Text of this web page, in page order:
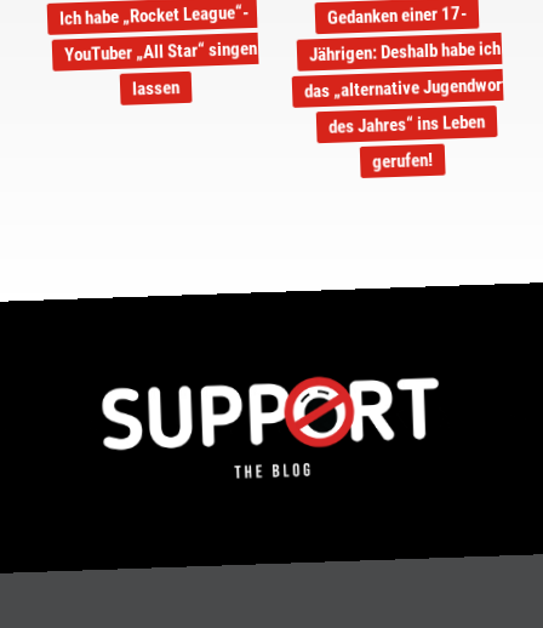
Ich habe „Rocket League“-
YouTuber „All Star“ singen
lassen
Gedanken einer 17-
Jährigen: Deshalb habe ich
das „alternative Jugendwort
des Jahres“ ins Leben
gerufen!